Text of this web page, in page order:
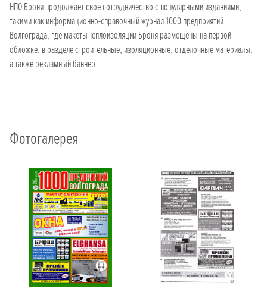
НПО Броня продолжает свое сотрудничество с популярными изданиями,
такими как информационно-справочный журнал 1000 предприятий
Волгограда, где макеты Теплоизоляции Броня размещены на первой
обложке, в разделе строительные, изоляционные, отделочные материалы,
а также рекламный баннер.
Фотогалерея